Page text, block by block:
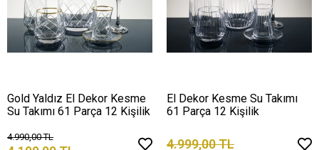
Gold Yaldız El Dekor Kesme
Su Takımı 61 Parça 12 Kişilik
4.990,00 TL
El Dekor Kesme Su Takımı
61 Parça 12 Kişilik
4.999,00 TL